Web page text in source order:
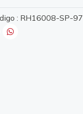
: RH16008-SP-97